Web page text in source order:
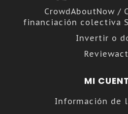
CrowdAboutNow /
financiación colectiva
Invertir o
MI
Información de